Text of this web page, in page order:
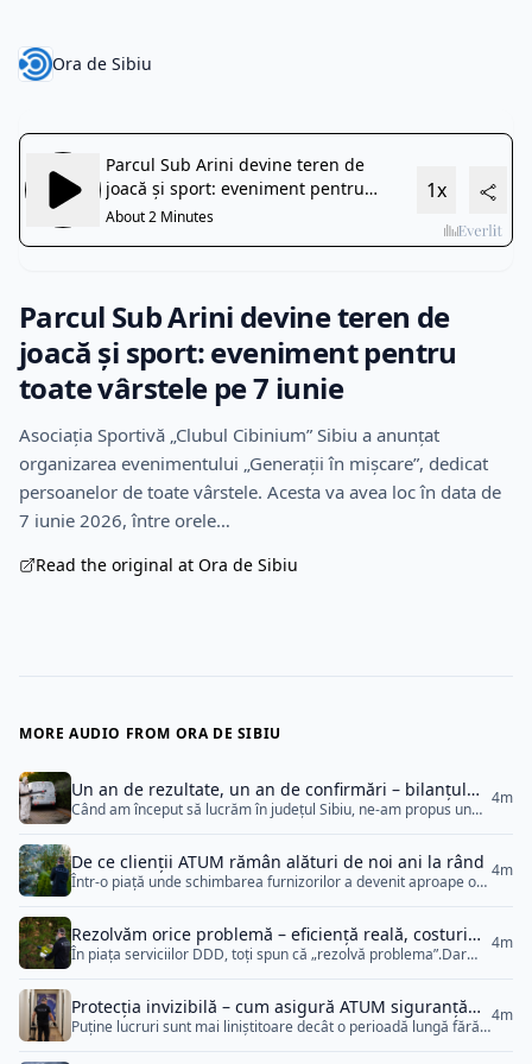
Ora de Sibiu
Parcul Sub Arini devine teren de
joacă și sport: eveniment pentru
toate vârstele pe 7 iunie
Asociația Sportivă „Clubul Cibinium” Sibiu a anunțat
organizarea evenimentului „Generații în mișcare”, dedicat
persoanelor de toate vârstele. Acesta va avea loc în data de
7 iunie 2026, între orele…
Read the original at Ora de Sibiu
MORE AUDIO FROM ORA DE SIBIU
Un an de rezultate, un an de confirmări – bilanțul
ATUM în Sibiu
Când am început să lucrăm în județul Sibiu, ne-am propus un
nevoie de superlative. Avem rezultate, clienți mulțumiți și
colaborări stabile care vorbesc singure. Un an de ordine și
[&hellip;]
4m
De ce clienții ATUM rămân alături de noi ani la rând
Într-o piață unde schimbarea furnizorilor a devenit aproape o
comerciale în parteneriate stabile, bazate pe ceva simplu:
seriozitate constantă. Nu oferte spectaculoase, nu promisiuni
pentru fiecare client, indiferent de mărime. Încrederea
[&hellip;]
4m
Rezolvăm orice problemă – eficiență reală, costuri
corecte și rezultate verificate
În piața serviciilor DDD, toți spun că „rezolvă problema”.Dar
diferit: nu promitem rezultate rapide, ci rezultate sigure.
Fiecare intervenție e gândită până la capăt, verificată și
4m
Protecția invizibilă – cum asigură ATUM siguranță
totală fără întreruperi
Puține lucruri sunt mai liniștitoare decât o perioadă lungă fără
4m